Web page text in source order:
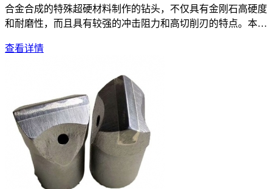
合金合成的特殊超硬材料制作的钻头，不仅具有金刚石高硬度
和耐磨性，而且具有较强的冲击阻力和高切削刃的特点。本系
查看详情